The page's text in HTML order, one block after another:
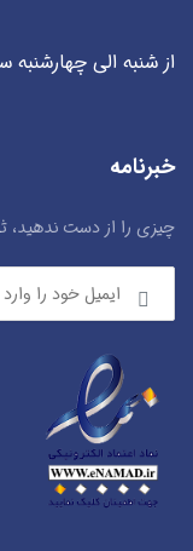
از شنبه الی چهارشنبه ساعت
خبرنامه
چیزی را از دست ندهید،